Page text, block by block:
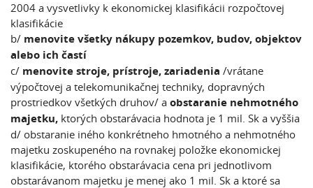
2004 a vysvetlivky k ekonomickej klasifikácii rozpočtovej
klasifikácie
b/ menovite všetky nákupy pozemkov, budov, objektov
alebo ich častí
c/ menovite stroje, prístroje, zariadenia /vrátane
výpočtovej a telekomunikačnej techniky, dopravných
prostriedkov všetkých druhov/ a obstaranie nehmotného
majetku, ktorých obstarávacia hodnota je 1 mil. Sk a vyššia
d/ obstaranie iného konkrétneho hmotného a nehmotného
majetku zoskupeného na rovnakej položke ekonomickej
klasifikácie, ktorého obstarávacia cena pri jednotlivom
obstarávanom majetku je menej ako 1 mil. Sk a ktoré sa